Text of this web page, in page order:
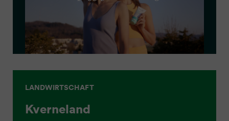
LANDWIRTSCHAFT
Kverneland